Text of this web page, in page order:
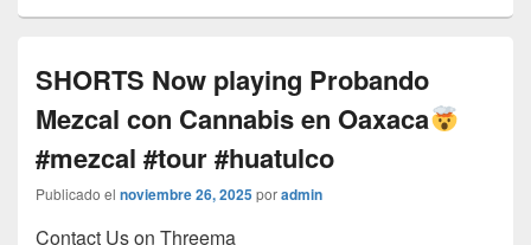
SHORTS Now playing Probando
Mezcal con Cannabis en Oaxaca
#mezcal #tour #huatulco
Publicado el noviembre 26, 2025poradmin
Contact Us on Threema